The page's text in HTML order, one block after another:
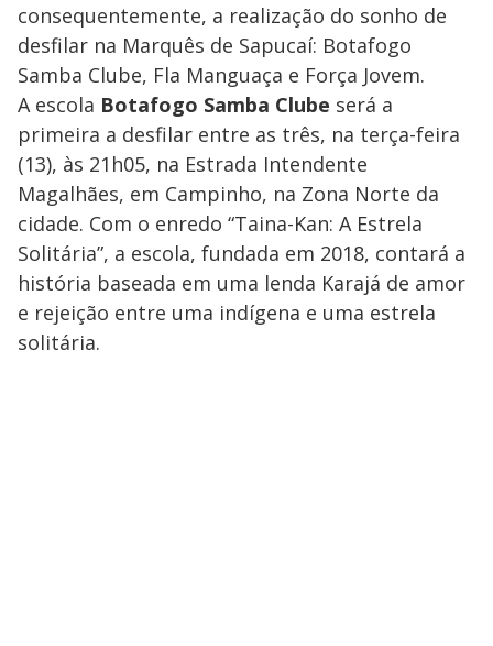
consequentemente, a realização do sonho de
desfilar na Marquês de Sapucaí: Botafogo
Samba Clube, Fla Manguaça e Força Jovem.
A escola Botafogo Samba Clube será a
primeira a desfilar entre as três, na terça-feira
(13), às 21h05, na Estrada Intendente
Magalhães, em Campinho, na Zona Norte da
cidade. Com o enredo “Taina-Kan: A Estrela
Solitária”, a escola, fundada em 2018, contará a
história baseada em uma lenda Karajá de amor
e rejeição entre uma indígena e uma estrela
solitária.